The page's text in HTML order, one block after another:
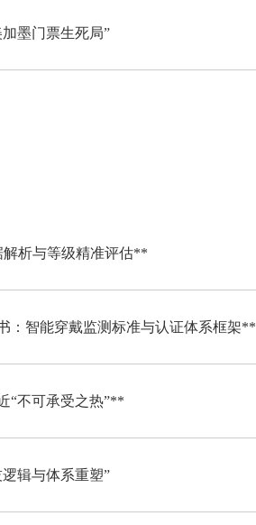
墨门票生死局”
析与等级精准评估**
：智能穿戴监测标准与认证体系框架**
“不可承受之热”**
辑与体系重塑”